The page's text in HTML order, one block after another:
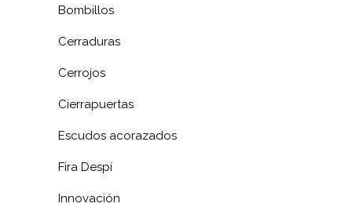
Bombillos
Cerraduras
Cerrojos
Cierrapuertas
Escudos acorazados
Fira Despí
Innovación